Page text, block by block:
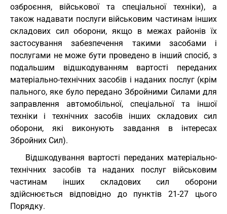
озброєння, військової та спеціальної техніки), а
також надавати послуги військовим частинам інших
складових сил оборони, якщо в межах районів їх
застосування забезпечення такими засобами і
послугами не може бути проведено в інший спосіб, з
подальшим відшкодуванням вартості переданих
матеріально-технічних засобів і наданих послуг (крім
пального, яке було передано Збройними Силами для
заправлення автомобільної, спеціальної та іншої
техніки і технічних засобів інших складових сил
оборони, які виконують завдання в інтересах
Збройних Сил).
Відшкодування вартості переданих матеріально-
технічних засобів та наданих послуг військовим
частинам інших складових сил оборони
здійснюється відповідно до пунктів 21-27 цього
Порядку.